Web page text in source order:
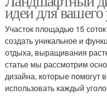
идеи для вашего
Участок площадью 15
создать уникальное и
отдыха, выращивания
статье мы рассмотрим
дизайна, которые
использовать каждый